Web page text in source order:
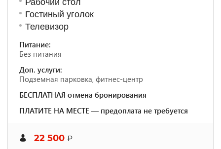
Рабочий стол
Гостиный уголок
Телевизор
Питание:
Без питания
Доп. услуги:
Подземная парковка, фитнес-центр
БЕСПЛАТНАЯ отмена бронирования
ПЛАТИТЕ НА МЕСТЕ — предоплата не требуется
22 500 ₽